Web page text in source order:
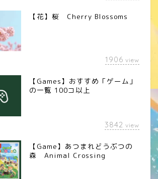
【花】桜 Cherry Blossoms
1906 view
【Games】おすすめ「ゲーム」
の一覧 100コ以上
3842 view
【Game】あつまれどうぶつの
森 Animal Crossing